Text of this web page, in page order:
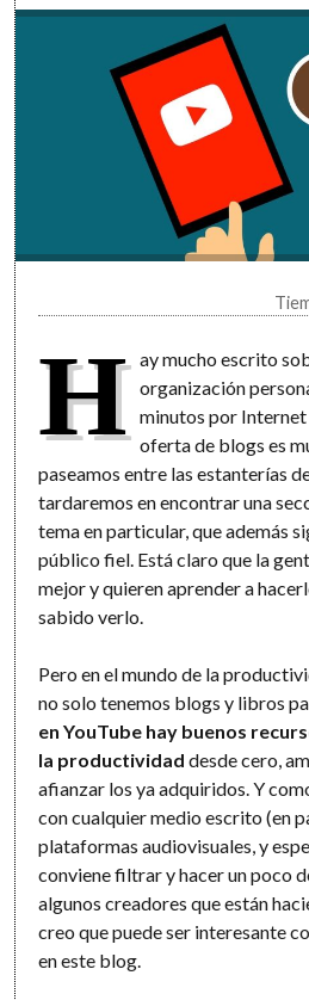
H ay mucho escrito
organización
minutos por
oferta de blogs es
paseamos entre las estanterías
tardaremos en encontrar una
tema en particular, que además
público fiel. Está claro que la
mejor y quieren aprender a
sabido verlo.
Pero en el mundo de la
no solo tenemos blogs y libros
en YouTube hay buenos
la productividad desde cero,
afianzar los ya adquiridos. Y
con cualquier medio escrito (en
plataformas audiovisuales, y
conviene filtrar y hacer un poco
algunos creadores que están
creo que puede ser interesante
en este blog.